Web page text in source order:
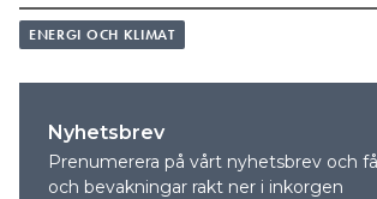
ENERGI OCH KLIMAT
Nyhetsbrev
Prenumerera på vårt nyhetsbrev och
och bevakningar rakt ner i inkorgen